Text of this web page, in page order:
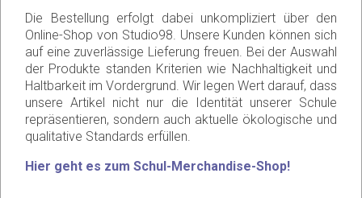
Die Bestellung erfolgt dabei unkompliziert über den
Online-Shop von Studio98. Unsere Kunden können sich
auf eine zuverlässige Lieferung freuen. Bei der Auswahl
der Produkte standen Kriterien wie Nachhaltigkeit und
Haltbarkeit im Vordergrund. Wir legen Wert darauf, dass
unsere Artikel nicht nur die Identität unserer Schule
repräsentieren, sondern auch aktuelle ökologische und
qualitative Standards erfüllen.
Hier geht es zum Schul-Merchandise-Shop!